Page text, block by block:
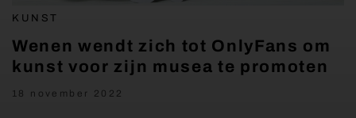
KUNST
Wenen wendt zich tot OnlyFans om
kunst voor zijn musea te promoten
18 november 2022